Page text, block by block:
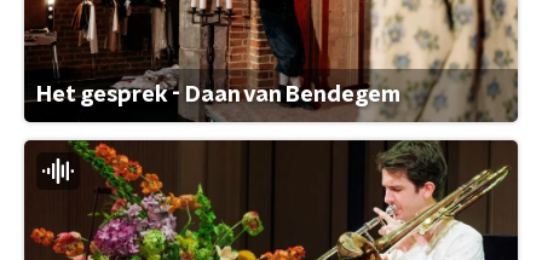
Het gesprek - Daan van Bendegem